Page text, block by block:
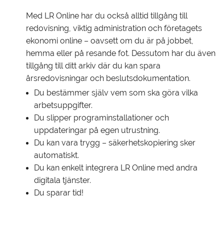
Med LR Online har du också alltid tillgång till
redovisning, viktig administration och företagets
ekonomi online – oavsett om du är på jobbet,
hemma eller på resande fot. Dessutom har du även
tillgång till ditt arkiv där du kan spara
årsredovisningar och beslutsdokumentation.
Du bestämmer själv vem som ska göra vilka
arbetsuppgifter.
Du slipper programinstallationer och
uppdateringar på egen utrustning.
Du kan vara trygg – säkerhetskopiering sker
automatiskt.
Du kan enkelt integrera LR Online med andra
digitala tjänster.
Du sparar tid!